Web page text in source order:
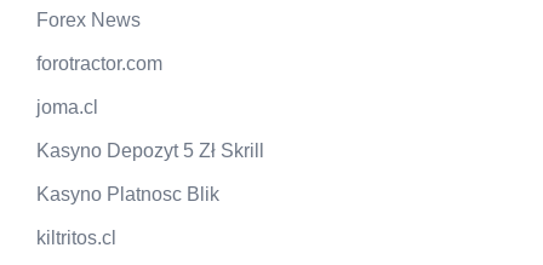
Forex News
forotractor.com
joma.cl
Kasyno Depozyt 5 Zł Skrill
Kasyno Platnosc Blik
kiltritos.cl